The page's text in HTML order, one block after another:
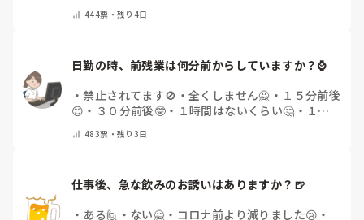
444票・残り4日
日勤の時、前残業は何分前からしていますか？⌚
・禁止されてます🚫 ・ 全くしません🙅 ・ １５分前後
😊 ・ ３０分前後🤓 ・ １時間はないくらい🤔 ・ １時
483票・残り3日
仕事後、急な飲みのお誘いはありますか？🍺
・ ある🙋 ・ ない🙅 ・ コロナ前より減りました😢 ・